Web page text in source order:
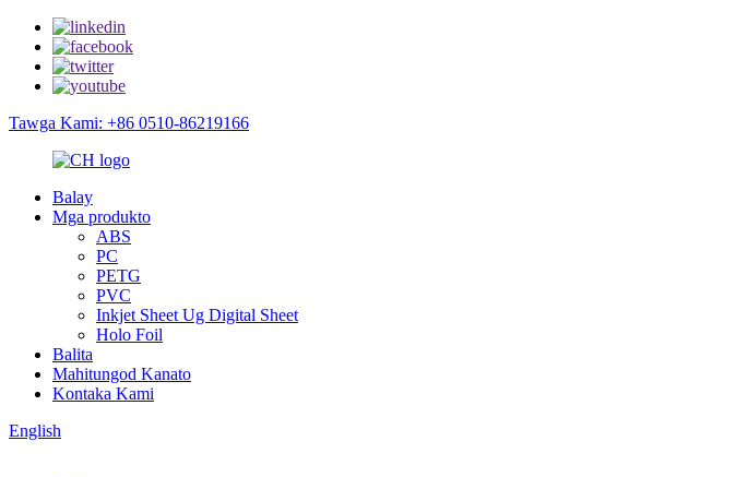
Tawga Kami: +86 0510-86219166
Balay
Mga produkto
ABS
PC
PETG
PVC
Inkjet Sheet Ug Digital Sheet
Holo Foil
Balita
Mahitungod Kanato
Kontaka Kami
English